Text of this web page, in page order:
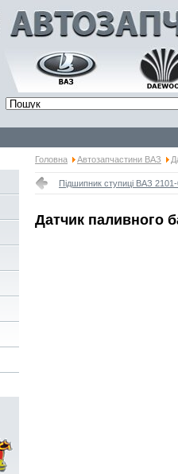
Головна Автозапчастини ВАЗ
Підшипник ступиці ВАЗ
Датчик паливного